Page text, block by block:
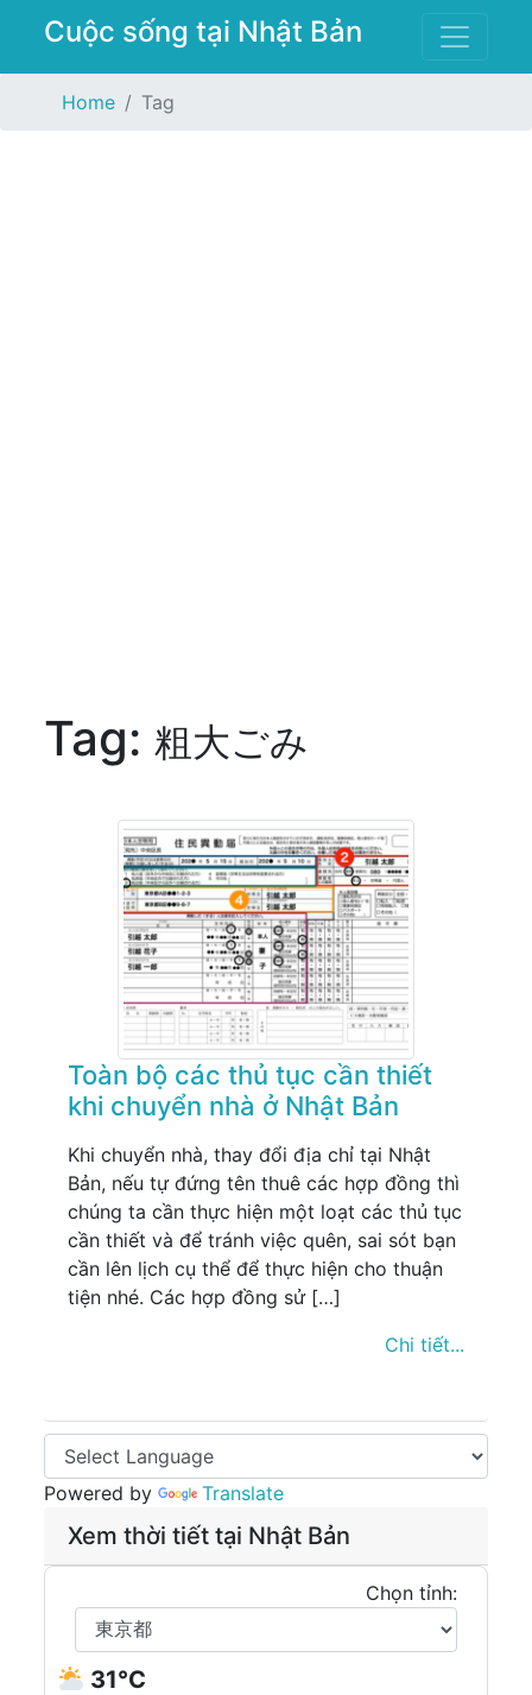
Cuộc sống tại Nhật Bản
Home Tag
Tag:粗大ごみ
Toàn bộ các thủ tục cần thiết
khi chuyển nhà ở Nhật Bản
Khi chuyển nhà, thay đổi địa chỉ tại Nhật
Bản, nếu tự đứng tên thuê các hợp đồng thì
chúng ta cần thực hiện một loạt các thủ tục
cần thiết và để tránh việc quên, sai sót bạn
cần lên lịch cụ thể để thực hiện cho thuận
tiện nhé. Các hợp đồng sử […]
Chi tiết...
Powered by Translate
Xem thời tiết tại Nhật Bản
Chọn tỉnh:
31°C